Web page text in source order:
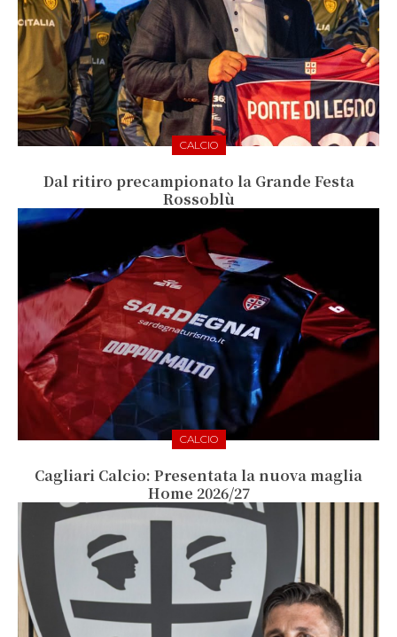
CALCIO
Dal ritiro precampionato la Grande Festa
Rossoblù
CALCIO
Cagliari Calcio: Presentata la nuova maglia
Home 2026/27